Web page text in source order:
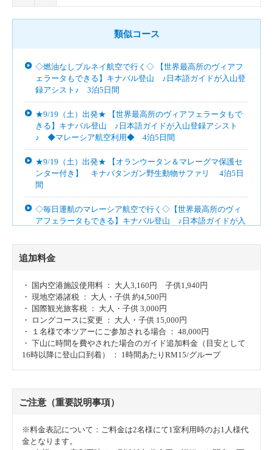
類似コース
◇燃油なしブルネイ航空で行く◇ 【世界最高所のヴィアフ
ェラータもできる】キナバル登山 ♪日本語ガイドが入山登
録アシスト♪ 3泊5日間
★9/19（土）出発★ 【世界最高所のヴィアフェラータもで
きる】キナバル登山 ♪日本語ガイドが入山登録アシスト
♪ ◆マレーシア航空利用◆ 4泊5日間
★9/19（土）出発★ 【オランウータン＆マレーグマ保護セ
ンター付き】 キナバタンガン野生動物サファリ 4泊5日
間
◇毎日運航のマレーシア航空で行く◇【世界最高所のヴィ
アフェラータもできる】キナバル登山 ♪日本語ガイドが入
◇毎日運航のマレーシア航空で行く◇【オランウータン＆
サファリ 3泊5日間
◇燃油なしブルネイ航空で行く◇ ボルネオ屈指のエコツア
ー【陸路で行く】ボルネオ横断ジャングルサファリ ♪日本
語ガイド同行♪ 4泊6日間
◇燃油なしブルネイ航空で行く◇ 憧れの水上コテージ
◇燃油なしブルネイ航空で行く◇ モール隣接〈グランディ
≫ 4泊6日間
追加料金
・ 国内空港施設使用料 ： 大人3,160円 子供1,940円
・ 現地空港諸税 ： 大人・子供 約4,500円
・ 国際観光旅客税 ： 大人・子供 3,000円
・ ロングコースに変更 ： 大人・子供 15,000円
・ １名様で本ツアーにご参加される場合 ： 48,000円
・ 下山に時間を費やされた場合のガイド追加料金（目安として
16時以降に登山口到着） ： 1時間あたりRM15/グループ
ご注意（重要説明事項）
※料金表記について：ご料金は2名様にて1室利用時のお1人様代
金となります。